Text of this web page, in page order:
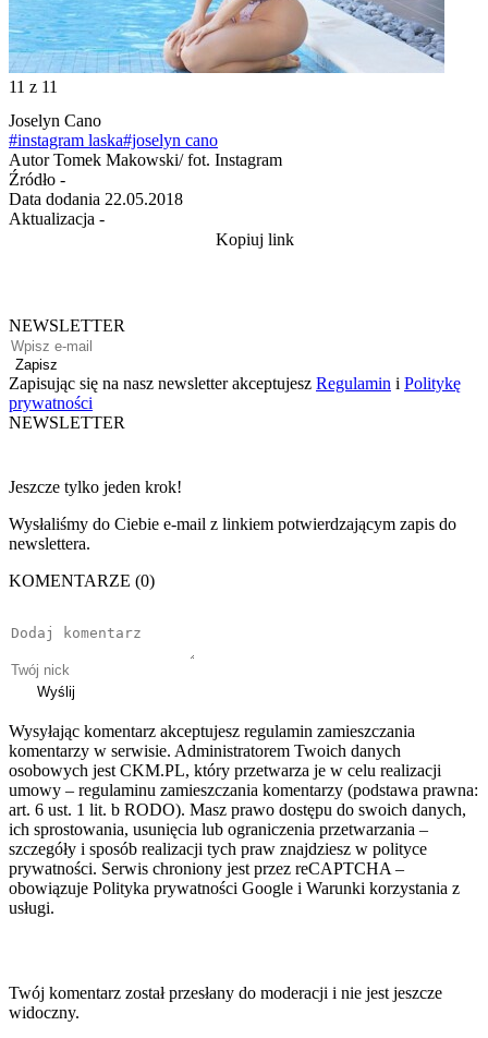
11 z 11
Joselyn Cano
#instagram laska#joselyn cano
Autor Tomek Makowski/ fot. Instagram
Źródło -
Data dodania 22.05.2018
Aktualizacja -
Kopiuj link
NEWSLETTER
Zapisz
Zapisując się na nasz newsletter akceptujesz Regulamin i Politykę
prywatności
NEWSLETTER
Jeszcze tylko jeden krok!
Wysłaliśmy do Ciebie e-mail z linkiem potwierdzającym zapis do
newslettera.
KOMENTARZE (0)
Wyślij
Wysyłając komentarz akceptujesz regulamin zamieszczania
komentarzy w serwisie. Administratorem Twoich danych
osobowych jest CKM.PL, który przetwarza je w celu realizacji
umowy – regulaminu zamieszczania komentarzy (podstawa prawna:
art. 6 ust. 1 lit. b RODO). Masz prawo dostępu do swoich danych,
ich sprostowania, usunięcia lub ograniczenia przetwarzania –
szczegóły i sposób realizacji tych praw znajdziesz w polityce
prywatności. Serwis chroniony jest przez reCAPTCHA –
obowiązuje Polityka prywatności Google i Warunki korzystania z
usługi.
Twój komentarz został przesłany do moderacji i nie jest jeszcze
widoczny.